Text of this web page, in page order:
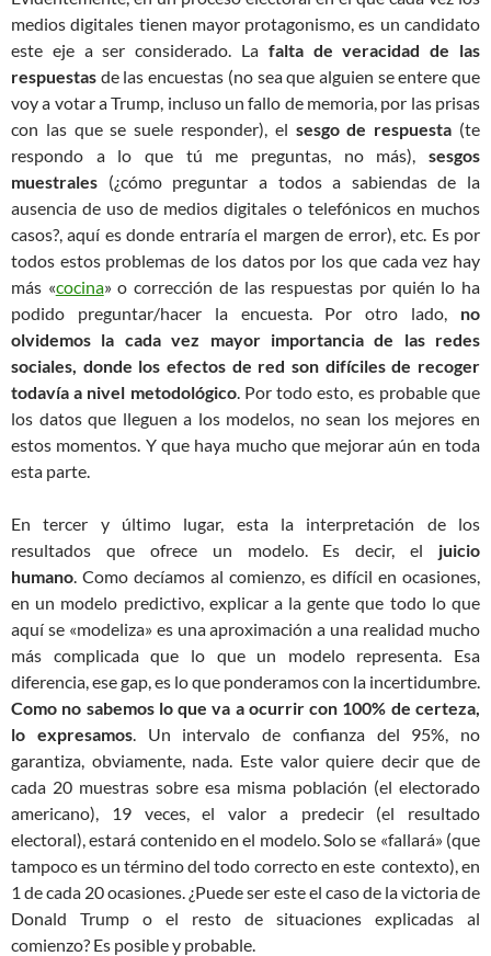
medios digitales tienen mayor protagonismo, es un candidato
este eje a ser considerado. La falta de veracidad de las
respuestas de las encuestas (no sea que alguien se entere que
voy a votar a Trump, incluso un fallo de memoria, por las prisas
con las que se suele responder), el sesgo de respuesta (te
respondo a lo que tú me preguntas, no más), sesgos
muestrales (¿cómo preguntar a todos a sabiendas de la
ausencia de uso de medios digitales o telefónicos en muchos
casos?, aquí es donde entraría el margen de error), etc. Es por
todos estos problemas de los datos por los que cada vez hay
más «cocina» o corrección de las respuestas por quién lo ha
podido preguntar/hacer la encuesta. Por otro lado, no
olvidemos la cada vez mayor importancia de las redes
sociales, donde los efectos de red son difíciles de recoger
todavía a nivel metodológico. Por todo esto, es probable que
los datos que lleguen a los modelos, no sean los mejores en
estos momentos. Y que haya mucho que mejorar aún en toda
esta parte.
En tercer y último lugar, esta la interpretación de los
resultados que ofrece un modelo. Es decir, el juicio
humano . Como decíamos al comienzo, es difícil en ocasiones,
en un modelo predictivo, explicar a la gente que todo lo que
aquí se «modeliza» es una aproximación a una realidad mucho
más complicada que lo que un modelo representa. Esa
diferencia, ese gap, es lo que ponderamos con la incertidumbre.
Como no sabemos lo que va a ocurrir con 100% de certeza,
lo expresamos. Un intervalo de confianza del 95%, no
garantiza, obviamente, nada. Este valor quiere decir que de
cada 20 muestras sobre esa misma población (el electorado
americano), 19 veces, el valor a predecir (el resultado
electoral), estará contenido en el modelo. Solo se «fallará» (que
tampoco es un término del todo correcto en este contexto), en
1 de cada 20 ocasiones. ¿Puede ser este el caso de la victoria de
Donald Trump o el resto de situaciones explicadas al
comienzo? Es posible y probable.